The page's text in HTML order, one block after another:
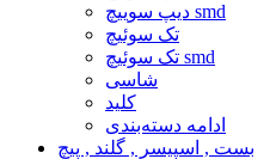
دیپ سوییچ smd
تک سوئیچ
تک سوئیچ smd
شاسی
کلید
ادامه دسته‌بندی
بست , اسپیسر , گلند , پیچ